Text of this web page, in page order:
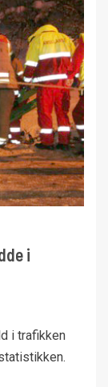
i
i trafikken